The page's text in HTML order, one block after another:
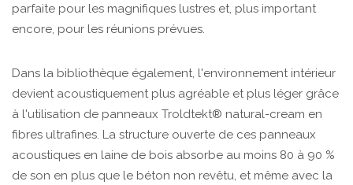
parfaite pour les magnifiques lustres et, plus important
encore, pour les réunions prévues.
Dans la bibliothèque également, l'environnement intérieur
devient acoustiquement plus agréable et plus léger grâce
à l'utilisation de panneaux Troldtekt® natural-cream en
fibres ultrafines. La structure ouverte de ces panneaux
acoustiques en laine de bois absorbe au moins 80 à 90 %
de son en plus que le béton non revêtu, et même avec la